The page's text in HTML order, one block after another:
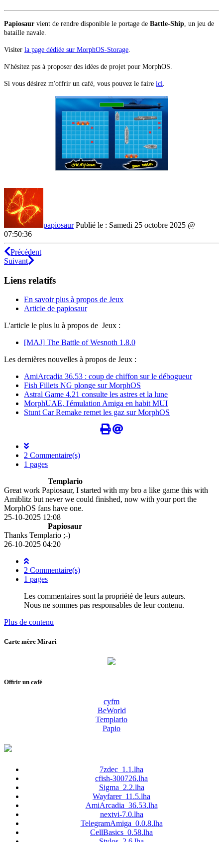
Papiosaur vient de rendre disponible le portage de Battle-Ship , un jeu de
bataille navale.
Visiter la page dédiée sur MorphOS-Storage
N'hésitez pas à proposer des idées de projet pour MorphOS.
Si vous désirez m'offrir un café, vous pouvez le faire ici
papiosaurPublié le : Samedi 25 octobre 2025 @
07:50:36
Précédent
Suivant
Liens relatifs
En savoir plus à propos de Jeux
Article de papiosaur
L'article le plus lu à propos de Jeux :
[MAJ] The Battle of Wesnoth 1.8.0
Les dernières nouvelles à propos de Jeux :
AmiArcadia 36.53 : coup de chiffon sur le débogueur
Fish Fillets NG plonge sur MorphOS
Astral Game 4.21 consulte les astres et la lune
MorphUAE, l'émulation Amiga en habit MUI
Stunt Car Remake remet les gaz sur MorphOS
2 Commentaire(s)
1 pages
Templario
Great work Papiosaur, I started with my bro a like game this with
Amiblitz but never we could finished, now with your port the
MorphOS fans have one.
25-10-2025 12:08
Papiosaur
Thanks Templario ;-)
26-10-2025 04:20
2 Commentaire(s)
1 pages
Les commentaires sont la propriété de leurs auteurs.
Nous ne sommes pas responsables de leur contenu.
Plus de contenu
Carte mère Mirari
Offrir un café
cyfm
BeWorld
Templario
Papio
7zdec_1.1.lha
cfish-300726.lha
Sigma_2.2.lha
Wayfarer_11.5.lha
AmiArcadia_36.53.lha
nextvi-7.0.lha
TelegramAmiga_0.0.8.lha
CellBasics_0.58.lha